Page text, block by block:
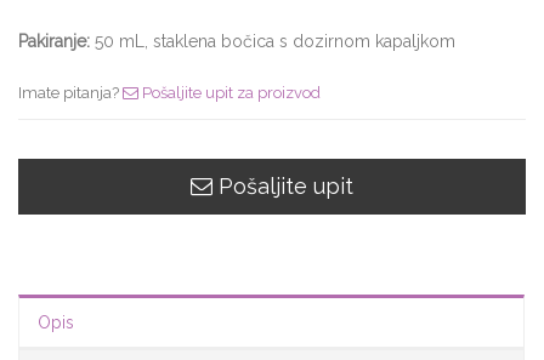
Pakiranje: 50 mL, staklena bočica s dozirnom kapaljkom
Imate pitanja? Pošaljite upit za proizvod
Pošaljite upit
Opis